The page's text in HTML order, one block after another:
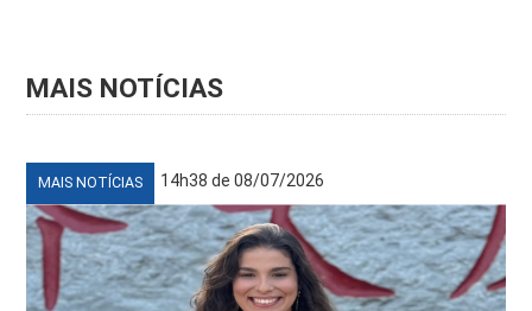
MAIS NOTÍCIAS
MAIS NOTÍCIAS 14h38 de 08/07/2026